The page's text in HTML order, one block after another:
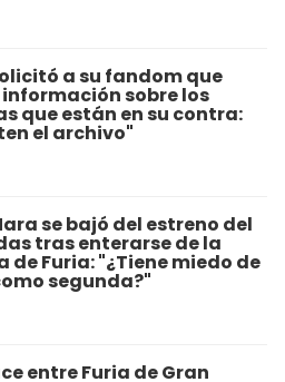
a su fandom que
sobre los
que están en su contra:
el archivo"
se bajó del estreno del
tras enterarse de la
de Furia: "¿Tiene miedo de
segunda?"
entre Furia de Gran